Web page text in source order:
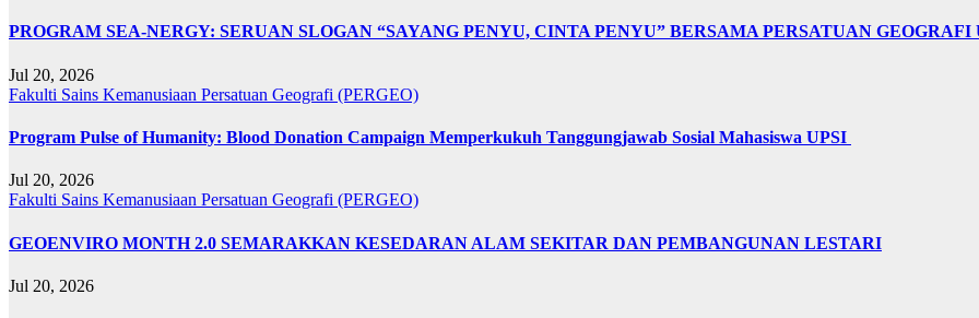
PROGRAM SEA-NERGY: SERUAN SLOGAN “SAYANG PENYU, CINTA PENYU” BERSAMA PERSATUAN GEOGRAFI
Jul 20, 2026
Fakulti Sains Kemanusiaan Persatuan Geografi (PERGEO)
Program Pulse of Humanity: Blood Donation Campaign Memperkukuh Tanggungjawab Sosial Mahasiswa UPSI
Jul 20, 2026
Fakulti Sains Kemanusiaan Persatuan Geografi (PERGEO)
GEOENVIRO MONTH 2.0 SEMARAKKAN KESEDARAN ALAM SEKITAR DAN PEMBANGUNAN LESTARI
Jul 20, 2026